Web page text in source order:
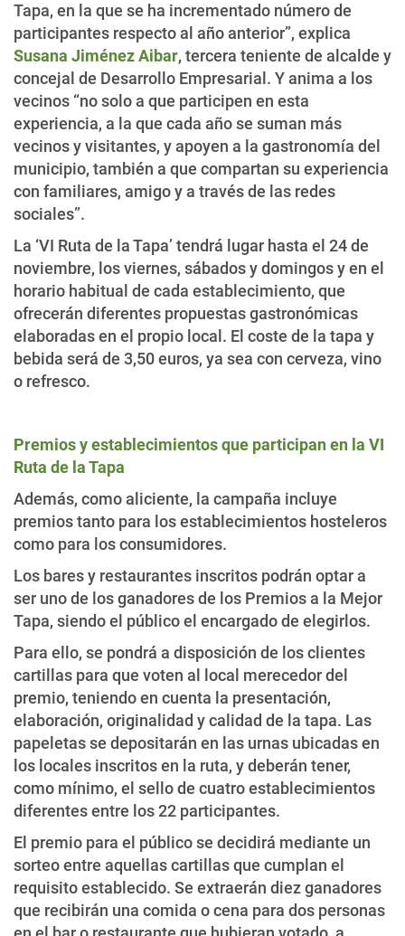
Tapa, en la que se ha incrementado número de
participantes respecto al año anterior”, explica
Susana Jiménez Aibar, tercera teniente de alcalde y
concejal de Desarrollo Empresarial. Y anima a los
vecinos “no solo a que participen en esta
experiencia, a la que cada año se suman más
vecinos y visitantes, y apoyen a la gastronomía del
municipio, también a que compartan su experiencia
con familiares, amigo y a través de las redes
sociales”.
La ‘VI Ruta de la Tapa’ tendrá lugar hasta el 24 de
noviembre, los viernes, sábados y domingos y en el
horario habitual de cada establecimiento, que
ofrecerán diferentes propuestas gastronómicas
elaboradas en el propio local. El coste de la tapa y
bebida será de 3,50 euros, ya sea con cerveza, vino
o refresco.
Premios y establecimientos que participan en la VI
Ruta de la Tapa
Además, como aliciente, la campaña incluye
premios tanto para los establecimientos hosteleros
como para los consumidores.
Los bares y restaurantes inscritos podrán optar a
ser uno de los ganadores de los Premios a la Mejor
Tapa, siendo el público el encargado de elegirlos.
Para ello, se pondrá a disposición de los clientes
cartillas para que voten al local merecedor del
premio, teniendo en cuenta la presentación,
elaboración, originalidad y calidad de la tapa. Las
papeletas se depositarán en las urnas ubicadas en
los locales inscritos en la ruta, y deberán tener,
como mínimo, el sello de cuatro establecimientos
diferentes entre los 22 participantes.
El premio para el público se decidirá mediante un
sorteo entre aquellas cartillas que cumplan el
requisito establecido. Se extraerán diez ganadores
que recibirán una comida o cena para dos personas